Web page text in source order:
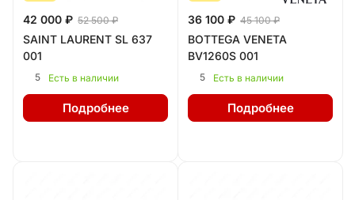
42 000 ₽ 52 500 ₽
SAINT LAURENT SL 637
001
5 Есть в наличии
Подробнее
36 100 ₽ 45 100 ₽
BOTTEGA VENETA
BV1260S 001
5 Есть в наличии
Подробнее